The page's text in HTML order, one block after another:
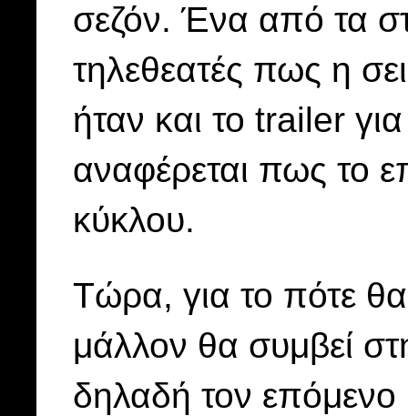
σεζόν. Ένα από τα
τηλεθεατές πως η
ήταν και το trailer
αναφέρεται πως το
κύκλου.
Τώρα, για το πότε
μάλλον θα συμβεί
δηλαδή τον